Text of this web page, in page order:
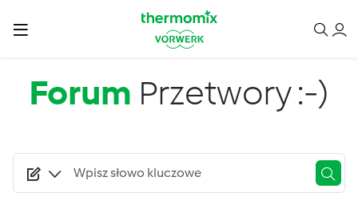
Forum Przetwory :-)